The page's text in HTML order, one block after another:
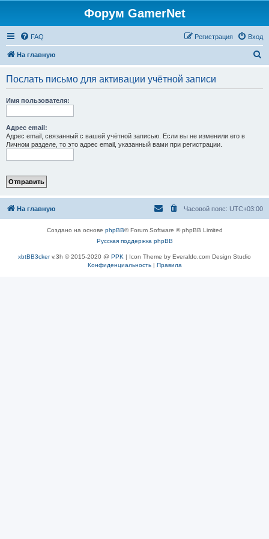
Форум GamerNet
FAQ Вход
Регистрация
На главную
Послать письмо для активации учётной записи
Имя пользователя:
Адрес email:
Адрес email, связанный с вашей учётной записью. Если вы не изменили его в
Личном разделе, то это адрес email, указанный вами при регистрации.
На главную Часовой пояс: UTC+03:00
Создано на основе phpBB® Forum Software © phpBB Limited
Русская поддержка phpBB
xbtBB3ckerv.3h © 2015-2020 @ PPK | Icon Theme by Everaldo.com Design Studio
Конфиденциальность| Правила